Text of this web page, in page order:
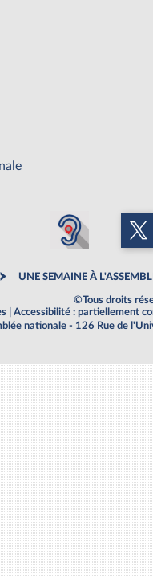
UNE SEMAINE À
©Tous droits
Accessibilité : partiellement
nationale - 126 Rue de